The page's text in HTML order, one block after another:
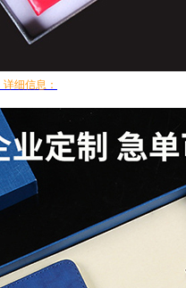
详细信息：